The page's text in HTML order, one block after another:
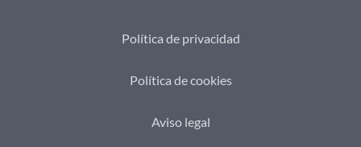
Política de privacidad
Política de cookies
Aviso legal